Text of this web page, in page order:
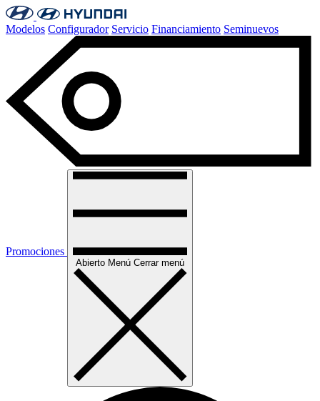
Modelos Configurador Servicio Financiamiento Seminuevos
Promociones
Abierto Menú Cerrar menú